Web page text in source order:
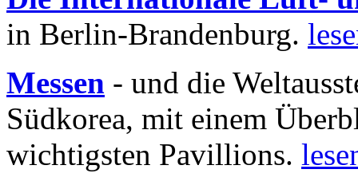
in Berlin-Brandenburg.
Messen - und die
Südkorea, mit einem
wichtigsten Pavillions.